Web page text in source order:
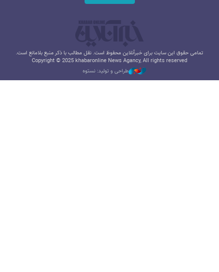
تمامی حقوق این سایت برای خبرآنلاین محفوظ است. نقل مطالب با ذکر منبع بلامانع است.
Copyright © 2025 khabaronline News Agancy, All rights reserved
طراحی و تولید: نستوه